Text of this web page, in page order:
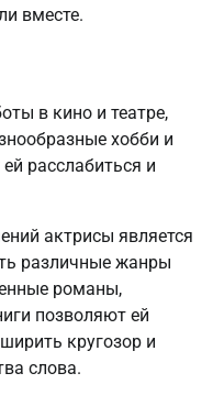
вместе.
в кино и театре,
хобби и
расслабиться и
актрисы является
различные жанры
романы,
позволяют ей
кругозор и
слова.